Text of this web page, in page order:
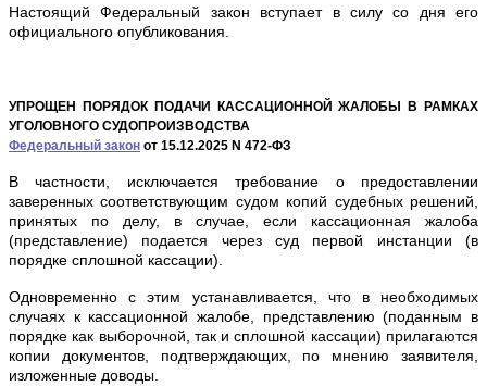
Настоящий Федеральный закон вступает в силу со дня его
официального опубликования.
УПРОЩЕН ПОРЯДОК ПОДАЧИ КАССАЦИОННОЙ ЖАЛОБЫ В РАМКАХ
УГОЛОВНОГО СУДОПРОИЗВОДСТВА
Федеральный закон от 15.12.2025 N 472-ФЗ
В частности, исключается требование о предоставлении
заверенных соответствующим судом копий судебных решений,
принятых по делу, в случае, если кассационная жалоба
(представление) подается через суд первой инстанции (в
порядке сплошной кассации).
Одновременно с этим устанавливается, что в необходимых
случаях к кассационной жалобе, представлению (поданным в
порядке как выборочной, так и сплошной кассации) прилагаются
копии документов, подтверждающих, по мнению заявителя,
изложенные доводы.